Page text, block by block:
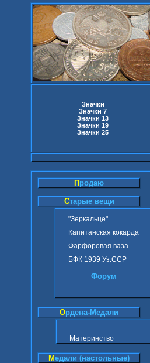
Значки
Значки 7
Значки 13
Значки 19
Значки 25
П родаю
Старые вещи
"Зеркальце"
Капитанская кокарда
Фарфоровая ваза
БФК 1939 Уз.ССР
Форум
Ордена-Медали
Материнство
Медали (настольные)